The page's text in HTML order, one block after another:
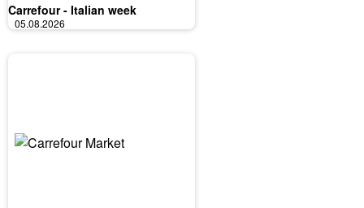
Carrefour - Italian week
05.08.2026